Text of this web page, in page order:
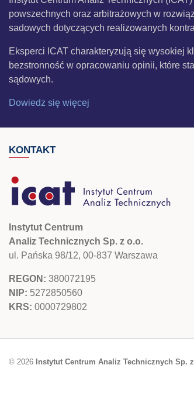
powszechnych oraz arbitrażowych w
sadowych dotyczących realizowanych
Eksperci ICAT charakteryzują się wysokiej
bezstronność w opracowaniu opinii, które
sądowych.
Dowiedz się więcej
KONTAKT
Instytut Centrum
Analiz Technicznych Sp. z o.o.
ul. Pańska 98/12, 00-837 Warszawa
REGON: 380072195
NIP: 5272850560
KRS: 0000729802
© 2026 Instytut Centrum Analiz Technicznych Sp.